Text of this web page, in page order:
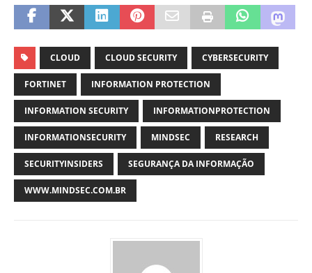
CLOUD CLOUD SECURITY CYBERSECURITY
FORTINET INFORMATION PROTECTION
INFORMATION SECURITY INFORMATIONPROTECTION
INFORMATIONSECURITY MINDSEC RESEARCH
SECURITYINSIDERS SEGURANÇA DA INFORMAÇÃO
WWW.MINDSEC.COM.BR